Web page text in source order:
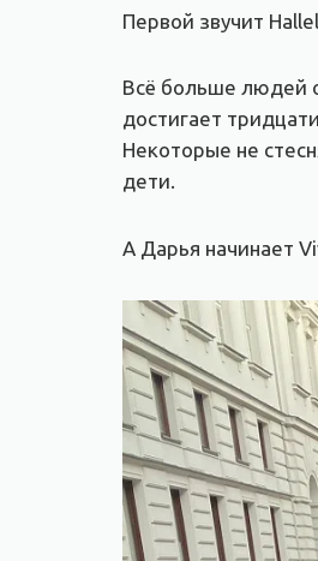
Первой звучит
Всё больше людей
достигает
Некоторые не
дети.
А Дарья начинает